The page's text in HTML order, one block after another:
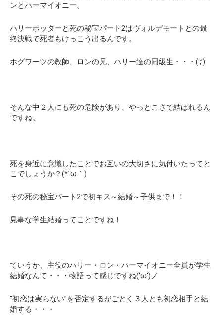
ンとハーマイオニー。
ハリーポッターと死の秘宝パート2はヴォルデモートとの最
終決戦で死者もけっこう出るんです。
ホグワーツの教師、ロンの兄、ハリー達の同級生・・・(‘;’)
そんな中２人にも死の危険があり、やっとこさで結ばれるん
ですね。
死を身近に意識したことでお互いの大切さに気付いたってと
こでしょうか？(*´ω｀)
その死の秘宝パート2で初キス～結婚～子供まで！！
見事な学生結婚ってことですね！
ていうか、主役のハリー・ロン・ハーマイオニー全員が学生
結婚なんて・・・物語って感じですね(‘ω’)ノ
”初恋は実らない”を否定するがごとく３人とも初恋相手と結
婚する・・・